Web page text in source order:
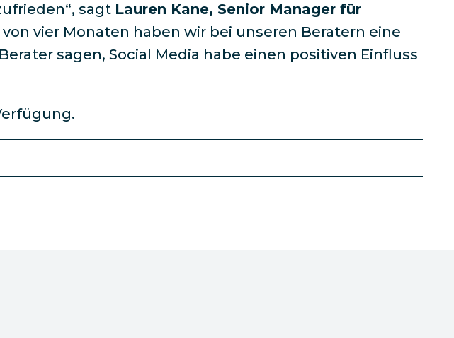
sagt Lauren Kane, Senior Manager für
von vier Monaten haben wir bei unseren Beratern eine
sagen, Social Media habe einen positiven Einfluss